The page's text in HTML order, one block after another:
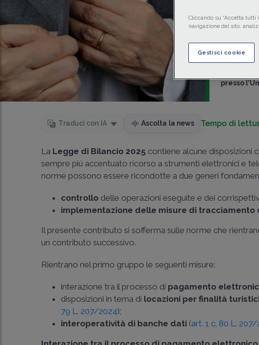
raccolta
presso
Traduci con IA Ascolta la news Tempo di
La Legge di Bilancio 2025 contiene alcune disposizioni
sempre più accentuato ricorso a strumenti elettronici e
norme possono essere ricondotte a due generi
controllo delle operazioni eseguite e dei
implementazione delle misure di tracciamento
Il presente contributo si sofferma sulle norme che
un contributo successivo.
Rientrano nel primo gruppo le seguenti misure:
interazione tra il processo di pagamento
disposizioni in tema di locazioni per finalità
79 L. 207/2024);
interoperatività di banche dati (art. 1 c. 80 L.
Cliccando su “Accetta
navigazione del sito,
Gestisci cookie